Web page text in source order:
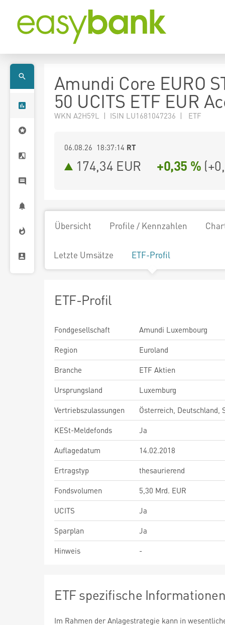
Amundi Core EURO
50 UCITS ETF EUR
WKN A2H59L | ISIN LU1681047236 | ETF
06.08.26 18:37:14 RT
174,34 EUR +0,35 % (
Übersicht Profile / Kennzahlen
Letzte Umsätze ETF-Profil
ETF-Profil
Fondgesellschaft
Amundi Luxembourg
Region
Euroland
Branche
ETF Aktien
Ursprungsland
Luxemburg
Vertriebszulassungen
Österreich, Deutschland,
KESt-Meldefonds
Ja
Auflagedatum
14.02.2018
Ertragstyp
thesaurierend
Fondsvolumen
5,30 Mrd. EUR
UCITS
Ja
Sparplan
Ja
Hinweis
-
ETF spezifische
Im Rahmen der Anlagestrategie kann in